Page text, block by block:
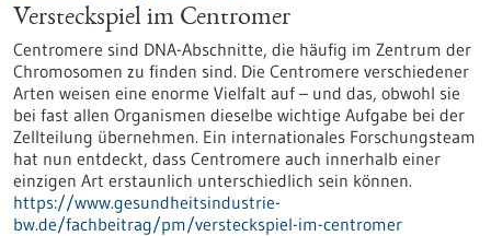
Versteckspiel im Centromer
Centromere sind DNA-Abschnitte, die häufig im Zentrum der
Chromosomen zu finden sind. Die Centromere verschiedener
Arten weisen eine enorme Vielfalt auf – und das, obwohl sie
bei fast allen Organismen dieselbe wichtige Aufgabe bei der
Zellteilung übernehmen. Ein internationales Forschungsteam
hat nun entdeckt, dass Centromere auch innerhalb einer
einzigen Art erstaunlich unterschiedlich sein können.
https://www.gesundheitsindustrie-
bw.de/fachbeitrag/pm/versteckspiel-im-centromer